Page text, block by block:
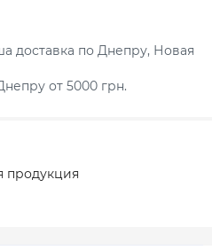
доставка по Днепру, Новая
от 5000 грн.
продукция